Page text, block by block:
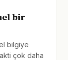
bir
bilgiye
çok daha